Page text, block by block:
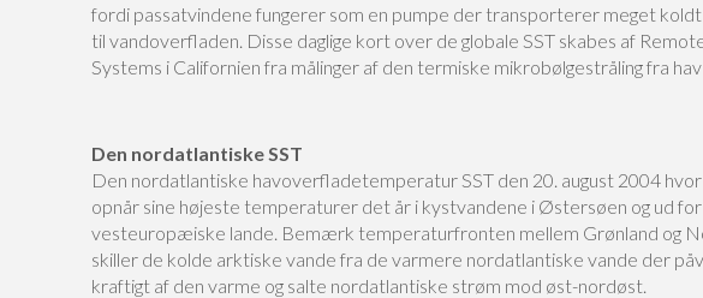
fordi passatvindene fungerer som en pumpe der transporterer meget
til vandoverfladen. Disse daglige kort over de globale SST skabes af
Systems i Californien fra målinger af den termiske mikrobølgestråling fra
Den nordatlantiske SST
Den nordatlantiske havoverfladetemperatur SST den 20. august 2004 hvor
opnår sine højeste temperaturer det år i kystvandene i Østersøen og ud
vesteuropæiske lande. Bemærk temperaturfronten mellem Grønland og
skiller de kolde arktiske vande fra de varmere nordatlantiske vande der
kraftigt af den varme og salte nordatlantiske strøm mod øst-nordøst.